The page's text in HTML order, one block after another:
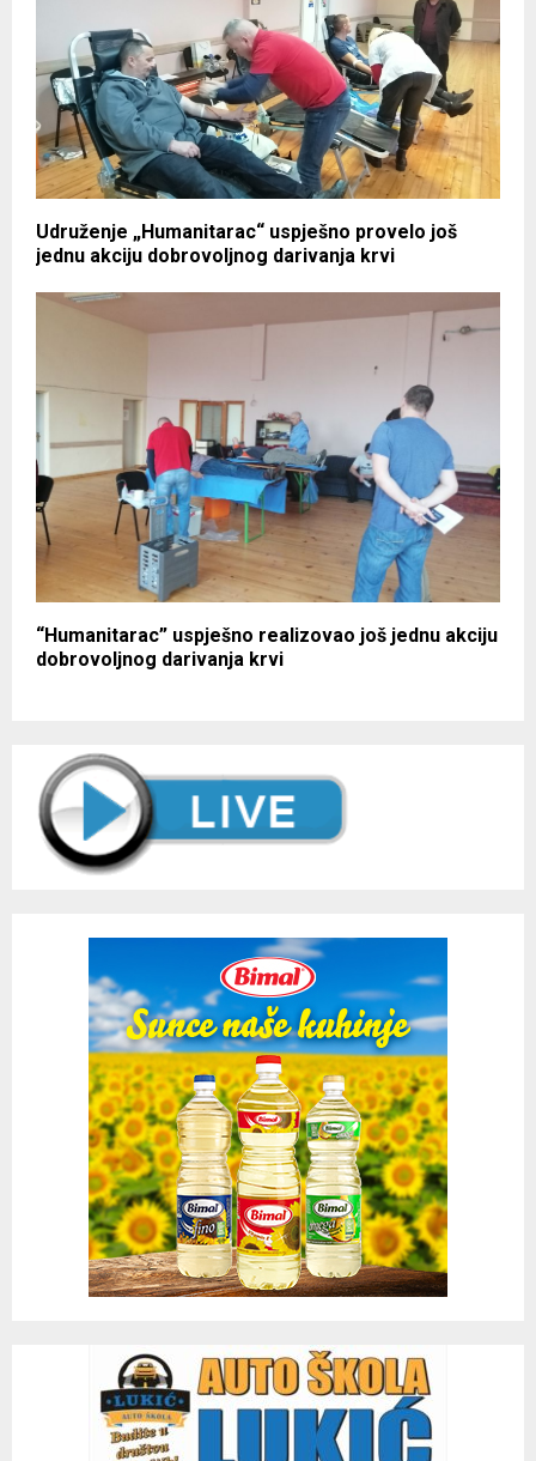
Udruženje „Humanitarac“ uspješno provelo još
jednu akciju dobrovoljnog darivanja krvi
“Humanitarac” uspješno realizovao još jednu akciju
dobrovoljnog darivanja krvi